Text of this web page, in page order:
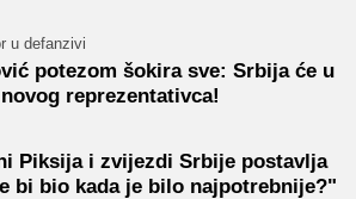
u defanzivi
potezom šokira sve: Srbija će u
reprezentativca!
Piksija i zvijezdi Srbije postavlja
bi bio kada je bilo najpotrebnije?"